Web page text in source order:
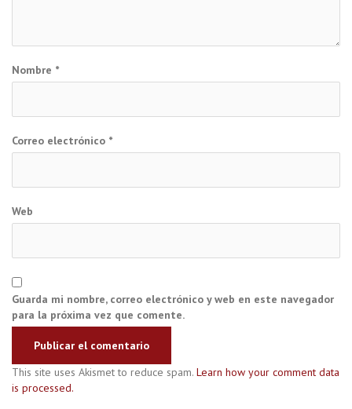
Nombre *
Correo electrónico *
Web
Guarda mi nombre, correo electrónico y web en este navegador
para la próxima vez que comente.
This site uses Akismet to reduce spam. Learn how your comment data
is processed.